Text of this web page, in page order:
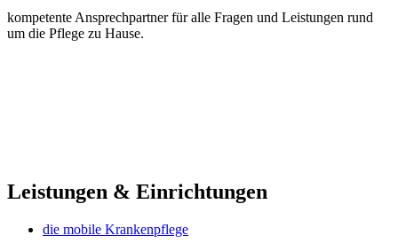
kompetente Ansprechpartner für alle Fragen und Leistungen rund
um die Pflege zu Hause.
Leistungen & Einrichtungen
die mobile Krankenpflege